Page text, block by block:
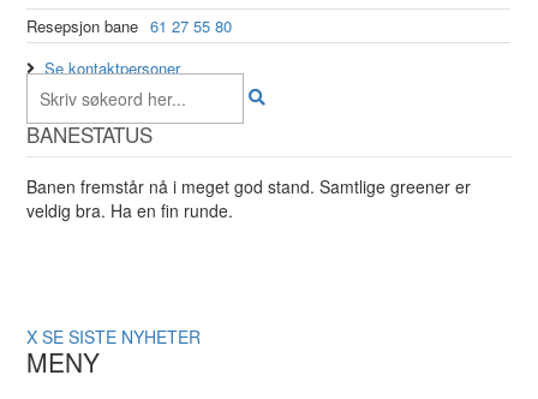
Resepsjon bane 61 27 55 80
Se kontaktpersoner
BANESTATUS
Banen fremstår nå i meget god stand. Samtlige greener er
veldig bra. Ha en fin runde.
X SE SISTE NYHETER
MENY